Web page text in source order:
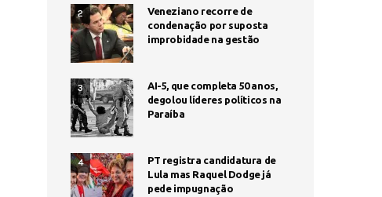
2
Veneziano recorre de
condenação por suposta
improbidade na gestão
3
AI-5, que completa 50 anos,
degolou líderes políticos na
Paraíba
4
PT registra candidatura de
Lula mas Raquel Dodge já
pede impugnação